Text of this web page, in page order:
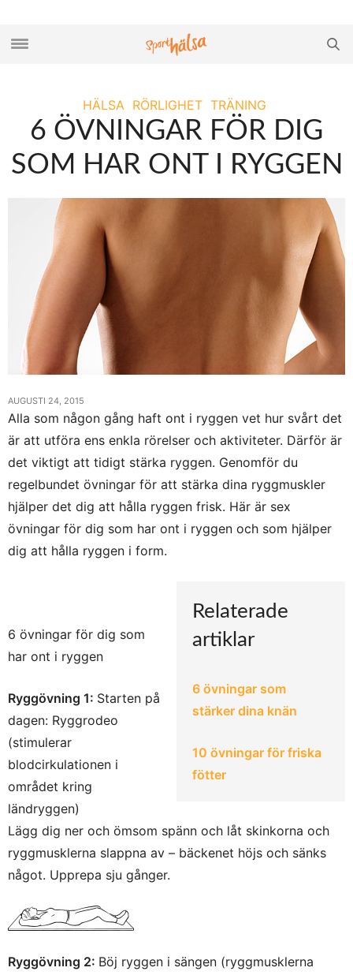
HÄLSA RÖRLIGHET TRÄNING
6 ÖVNINGAR FÖR DIG
SOM HAR ONT I RYGGEN
AUGUSTI 24, 2015
Alla som någon gång haft ont i ryggen vet hur svårt det
är att utföra ens enkla rörelser och aktiviteter. Därför är
det viktigt att tidigt stärka ryggen. Genomför du
regelbundet övningar för att stärka dina ryggmuskler
hjälper det dig att hålla ryggen frisk. Här är sex
övningar för dig som har ont i ryggen och som hjälper
dig att hålla ryggen i form.
Relaterade
artiklar
6 övningar som
stärker dina knän
10 övningar för friska
fötter
6 övningar för dig som
har ont i ryggen
Ryggövning 1: Starten på
dagen: Ryggrodeo
(stimulerar
blodcirkulationen i
området kring
ländryggen)
Lägg dig ner och ömsom spänn och låt skinkorna och
ryggmusklerna slappna av – bäckenet höjs och sänks
något. Upprepa sju gånger.
Ryggövning 2: Böj ryggen i sängen (ryggmusklerna